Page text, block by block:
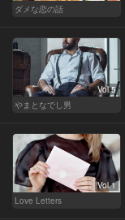
ダメな恋の話
Vol.5
やまとなでし男
Vol.1
Love Letters